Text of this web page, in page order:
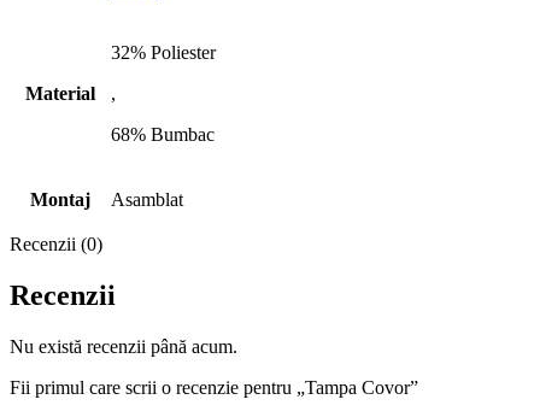
Material
32% Poliester
,
68% Bumbac
Montaj Asamblat
Recenzii (0)
Recenzii
Nu există recenzii până acum.
Fii primul care scrii o recenzie pentru „Tampa Covor”